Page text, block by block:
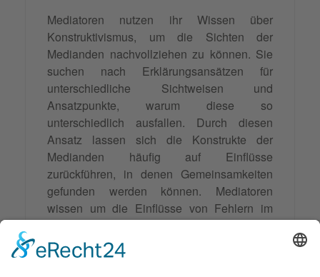
Mediatoren nutzen ihr Wissen über
Konstruktivismus, um die Sichten der
Medianden nachvollziehen zu können. Sie
suchen nach Erklärungsansätzen für
unterschiedliche Sichtweisen und
Ansatzpunkte, warum diese so
unterschiedlich ausfallen. Durch diesen
Ansatz lassen sich die Konstrukte der
Medianden häufig auf Einflüsse
zurückführen, in denen Gemeinsamkeiten
gefunden werden können. Mediatoren
wissen um die Einflüsse von Fehlern im
Denkenund in derWahrnehmung. Durch
ihre Unterstützung wird es möglich, ein
übereinstimmendes Bild von der Realität zu